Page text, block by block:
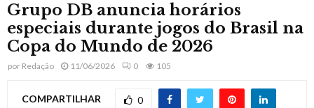
Grupo DB anuncia horários
especiais durante jogos do Brasil na
Copa do Mundo de 2026
por Redação 11/06/2026 0 105
COMPARTILHAR 0